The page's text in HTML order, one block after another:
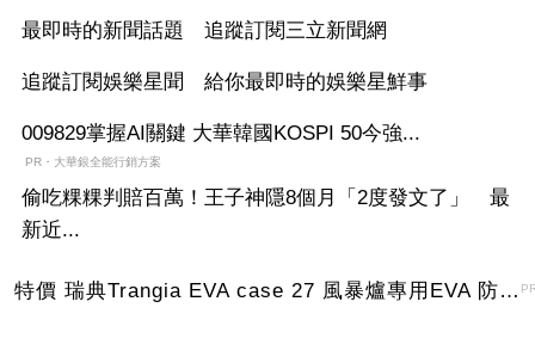
最即時的新聞話題 追蹤訂閱三立新聞網
追蹤訂閱娛樂星聞 給你最即時的娛樂星鮮事
009829掌握AI關鍵 大華韓國KOSPI 50今強...
PR・大華銀全能行銷方案
偷吃粿粿判賠百萬！王子神隱8個月「2度發文了」 最
新近...
特價 瑞典Trangia EVA case 27 風暴爐專用EVA 防護外盒(小)-黑